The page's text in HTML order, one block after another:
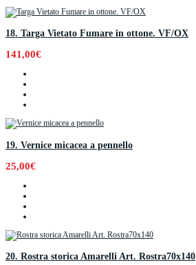
18. Targa Vietato Fumare in ottone. VF/OX
141,00€
19. Vernice micacea a pennello
25,00€
20. Rostra storica Amarelli Art. Rostra70x140